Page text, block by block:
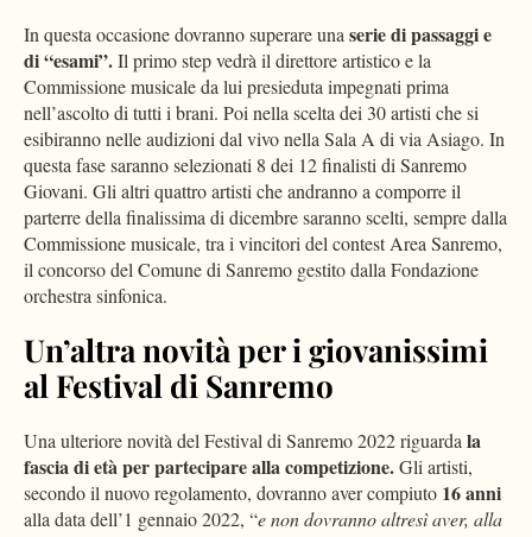
In questa occasione dovranno superare unaserie di passaggi e
di “esami”.Il primo step vedrà il direttore artistico e la
Commissione musicale da lui presieduta impegnati prima
nell’ascolto di tutti i brani. Poi nella scelta dei 30 artisti che si
esibiranno nelle audizioni dal vivo nella Sala A di via Asiago. In
questa fase saranno selezionati 8 dei 12 finalisti di Sanremo
Giovani. Gli altri quattro artisti che andranno a comporre il
parterre della finalissima di dicembre saranno scelti, sempre dalla
Commissione musicale, tra i vincitori del contest Area Sanremo,
il concorso del Comune di Sanremo gestito dalla Fondazione
orchestra sinfonica.
Un’altra novità per i giovanissimi
al Festival di Sanremo
Una ulteriore novità del Festival di Sanremo 2022 riguardala
fascia di età per partecipare alla competizione.Gli artisti,
secondo il nuovo regolamento, dovranno aver compiuto 16 anni
alla data dell’1 gennaio 2022, “e non dovranno altresì aver, alla